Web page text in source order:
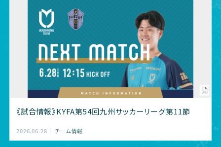
《試合情報》KYFA第54回九州サッカーリーグ第11節
2026.06.28 チーム情報